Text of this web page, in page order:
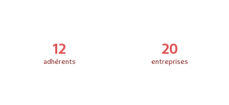
12
adhérents
20
entreprises